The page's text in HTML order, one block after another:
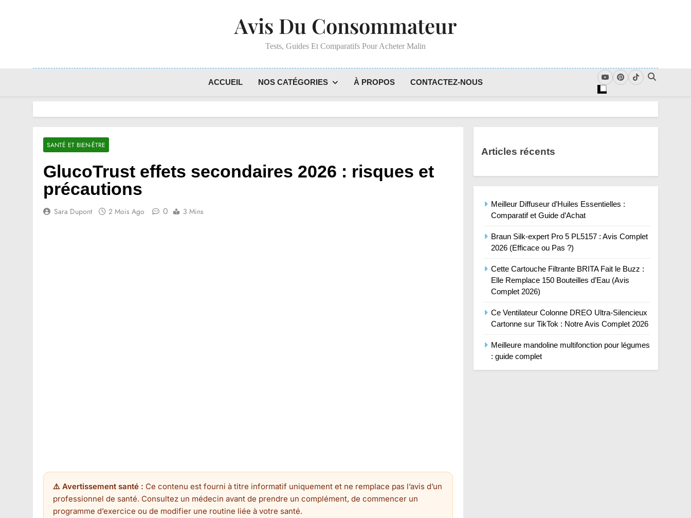
Avis Du Consommateur
Tests, Guides Et Comparatifs Pour Acheter Malin
ACCUEIL NOS CATÉGORIES À PROPOS CONTACTEZ-NOUS
SANTÉ ET BIEN-ÊTRE
GlucoTrust effets secondaires 2026 : risques et
précautions
Sara Dupont 2 Mois Ago 0 3 Mins
⚠️ Avertissement santé : Ce contenu est fourni à titre informatif uniquement et ne remplace pas l’avis d’un
professionnel de santé. Consultez un médecin avant de prendre un complément, de commencer un
programme d’exercice ou de modifier une routine liée à votre santé.
Articles récents
Meilleur Diffuseur d’Huiles Essentielles :
Comparatif et Guide d’Achat
Braun Silk-expert Pro 5 PL5157 : Avis Complet
2026 (Efficace ou Pas ?)
Cette Cartouche Filtrante BRITA Fait le Buzz :
Elle Remplace 150 Bouteilles d’Eau (Avis
Complet 2026)
Ce Ventilateur Colonne DREO Ultra-Silencieux
Cartonne sur TikTok : Notre Avis Complet 2026
Meilleure mandoline multifonction pour légumes
: guide complet